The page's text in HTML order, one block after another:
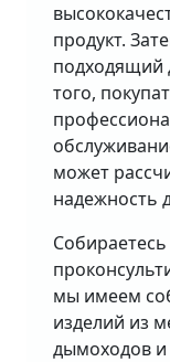
продукт.
подходящий
того,
может
надежность
мы имеем
изделий из
дымоходов и